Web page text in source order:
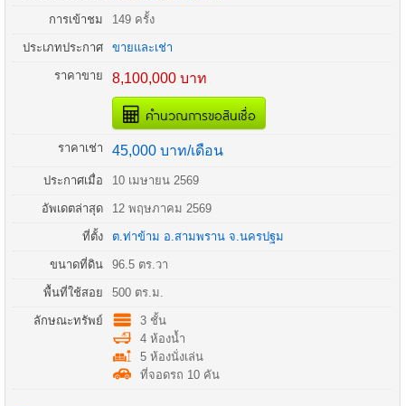
การเข้าชม 149 ครั้ง
ประเภทประกาศ ขายและเช่า
ราคาขาย 8,100,000 บาท
คำนวณการขอสินเชื่อ
ราคาเช่า 45,000 บาท/เดือน
ประกาศเมื่อ 10 เมษายน 2569
อัพเดตล่าสุด 12 พฤษภาคม 2569
ที่ตั้ง ต.ท่าข้าม อ. สามพราน จ. นครปฐม
ขนาดที่ดิน 96.5 ตร.วา
พื้นที่ใช้สอย 500 ตร.ม.
ลักษณะทรัพย์
3 ชั้น
4 ห้องน้ำ
5 ห้องนั่งเล่น
ที่จอดรถ 10 คัน